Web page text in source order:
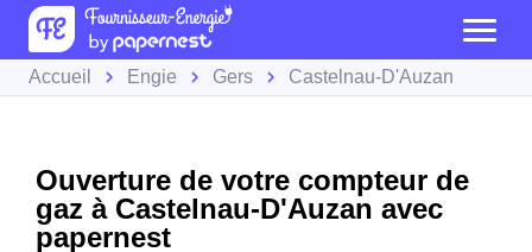
Accueil Engie Gers Castelnau-D'Auzan